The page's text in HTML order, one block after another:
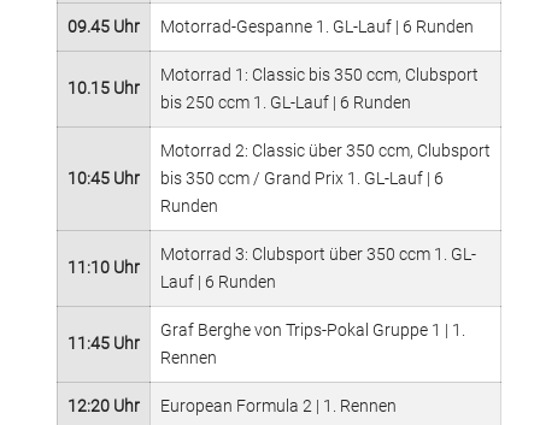
09.45 Uhr Motorrad-Gespanne 1. GL-Lauf | 6 Runden
10.15 Uhr
Motorrad 1: Classic bis 350 ccm, Clubsport
bis 250 ccm 1. GL-Lauf | 6 Runden
10:45 Uhr
Motorrad 2: Classic über 350 ccm, Clubsport
bis 350 ccm / Grand Prix 1. GL-Lauf | 6
Runden
11:10 Uhr
Motorrad 3: Clubsport über 350 ccm 1. GL-
Lauf | 6 Runden
11:45 Uhr
Graf Berghe von Trips-Pokal Gruppe 1 | 1.
Rennen
12:20 Uhr European Formula 2 | 1. Rennen